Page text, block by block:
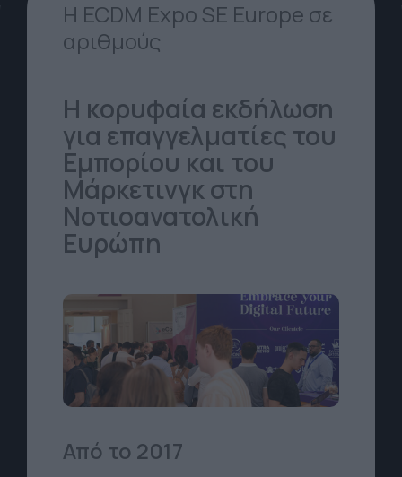
Η ECDM Expo SE Europe σε
αριθμούς
Η κορυφαία εκδήλωση
για επαγγελματίες του
Εμπορίου και του
Μάρκετινγκ στη
Νοτιοανατολική
Ευρώπη
Από το 2017